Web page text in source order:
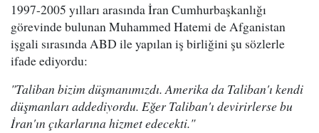
1997-2005 yılları arasında İran Cumhurbaşkanlığı
görevinde bulunan Muhammed Hatemi de Afganistan
işgali sırasında ABD ile yapılan iş birliğini şu sözlerle
ifade ediyordu:
"Taliban bizim düşmanımızdı. Amerika da Taliban'ı kendi
düşmanları addediyordu. Eğer Taliban'ı devirirlerse bu
İran'ın çıkarlarına hizmet edecekti."